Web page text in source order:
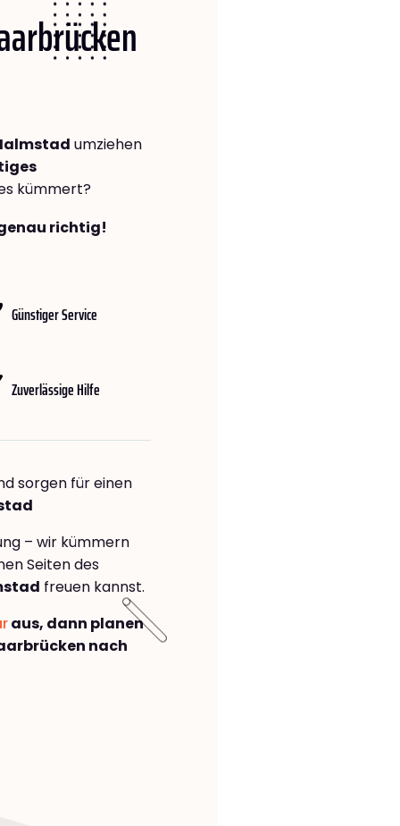
umziehen
kümmert?
richtig!
Günstiger Service
Zuverlässige Hilfe
sorgen für einen
– wir kümmern
Seiten des
freuen kannst.
aus, dann planen
nach